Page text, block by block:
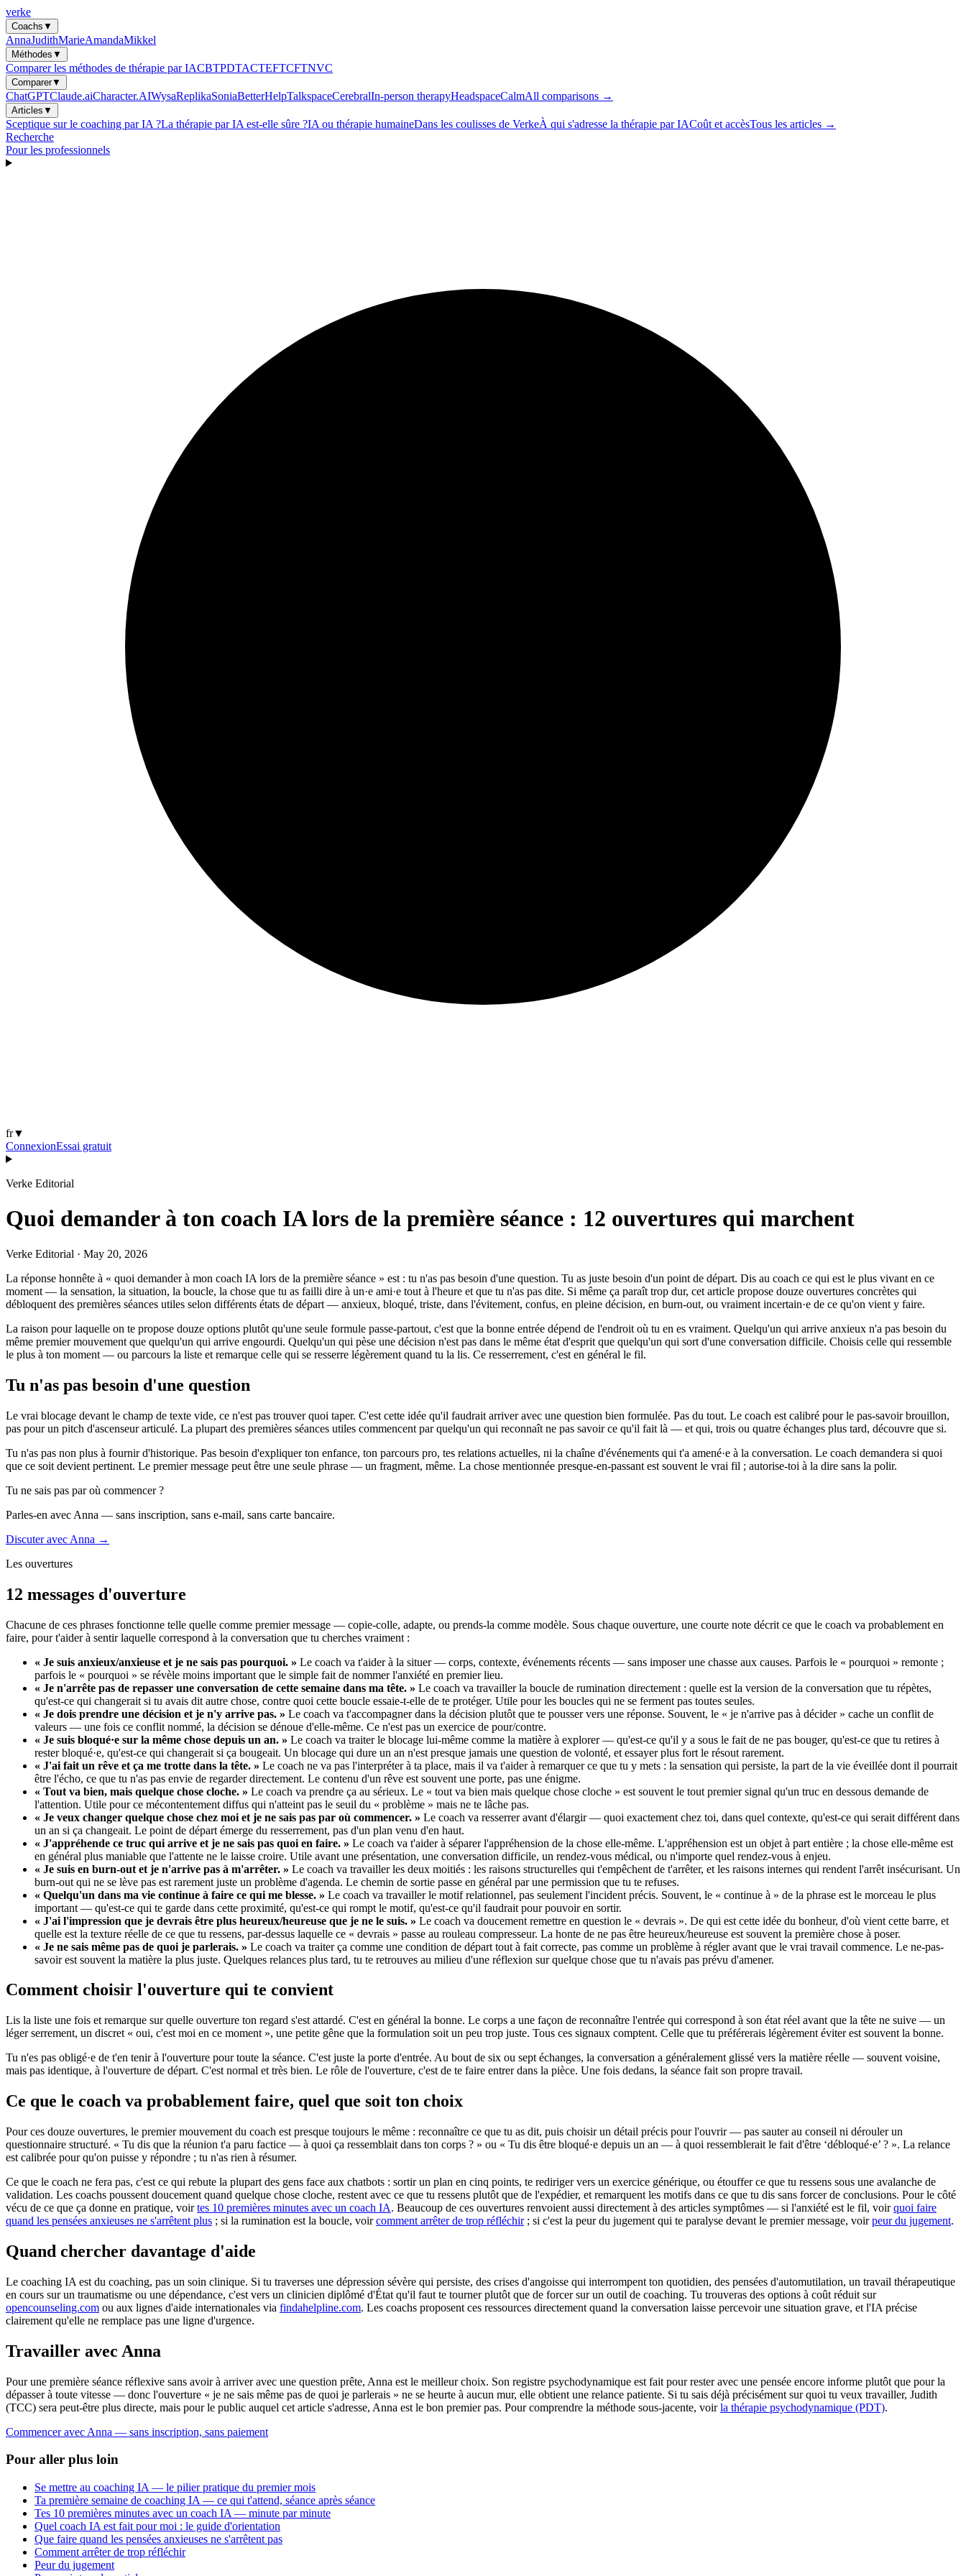
verke
Coachs ▼
AnnaJudithMarieAmandaMikkel
Méthodes ▼
Comparer les méthodes de thérapie par IACBTPDTACTEFTCFTNVC
Comparer▼
ChatGPTClaude.aiCharacter.AIWysaReplikaSoniaBetterHelpTalkspaceCerebralIn-person therapyHeadspaceCalmAll comparisons →
Articles ▼
Sceptique sur le coaching par IA ?La thérapie par IA est-elle sûre ?IA ou thérapie humaineDans les coulisses de VerkeÀ qui s'adresse la thérapie par IACoût et accèsTous les articles →
Recherche
Pour les professionnels
fr▼
ConnexionEssai gratuit
Verke Editorial
Quoi demander à ton coach IA lors de la première séance : 12 ouvertures qui marchent
Verke Editorial · May 20, 2026
La réponse honnête à « quoi demander à mon coach IA lors de la première séance » est : tu n'as pas besoin d'une question. Tu as juste besoin d'un point de départ. Dis au coach ce qui est le plus vivant en ce
moment — la sensation, la situation, la boucle, la chose que tu as failli dire à un·e ami·e tout à l'heure et que tu n'as pas dite. Si même ça paraît trop dur, cet article propose douze ouvertures concrètes qui
débloquent des premières séances utiles selon différents états de départ — anxieux, bloqué, triste, dans l'évitement, confus, en pleine décision, en burn-out, ou vraiment incertain·e de ce qu'on vient y faire.
La raison pour laquelle on te propose douze options plutôt qu'une seule formule passe-partout, c'est que la bonne entrée dépend de l'endroit où tu en es vraiment. Quelqu'un qui arrive anxieux n'a pas besoin du
même premier mouvement que quelqu'un qui arrive engourdi. Quelqu'un qui pèse une décision n'est pas dans le même état d'esprit que quelqu'un qui sort d'une conversation difficile. Choisis celle qui ressemble
le plus à ton moment — ou parcours la liste et remarque celle qui se resserre légèrement quand tu la lis. Ce resserrement, c'est en général le fil.
Tu n'as pas besoin d'une question
Le vrai blocage devant le champ de texte vide, ce n'est pas trouver quoi taper. C'est cette idée qu'il faudrait arriver avec une question bien formulée. Pas du tout. Le coach est calibré pour le pas-savoir brouillon,
pas pour un pitch d'ascenseur articulé. La plupart des premières séances utiles commencent par quelqu'un qui reconnaît ne pas savoir ce qu'il fait là — et qui, trois ou quatre échanges plus tard, découvre que si.
Tu n'as pas non plus à fournir d'historique. Pas besoin d'expliquer ton enfance, ton parcours pro, tes relations actuelles, ni la chaîne d'événements qui t'a amené·e à la conversation. Le coach demandera si quoi
que ce soit devient pertinent. Le premier message peut être une seule phrase — un fragment, même. La chose mentionnée presque-en-passant est souvent le vrai fil ; autorise-toi à la dire sans la polir.
Tu ne sais pas par où commencer ?
Parles-en avec Anna — sans inscription, sans e-mail, sans carte bancaire.
Discuter avec Anna →
Les ouvertures
12 messages d'ouverture
Chacune de ces phrases fonctionne telle quelle comme premier message — copie-colle, adapte, ou prends-la comme modèle. Sous chaque ouverture, une courte note décrit ce que le coach va probablement en
faire, pour t'aider à sentir laquelle correspond à la conversation que tu cherches vraiment :
« Je suis anxieux/anxieuse et je ne sais pas pourquoi. » Le coach va t'aider à la situer — corps, contexte, événements récents — sans imposer une chasse aux causes. Parfois le « pourquoi » remonte ;
parfois le « pourquoi » se révèle moins important que le simple fait de nommer l'anxiété en premier lieu.
« Je n'arrête pas de repasser une conversation de cette semaine dans ma tête. » Le coach va travailler la boucle de rumination directement : quelle est la version de la conversation que tu répètes,
qu'est-ce qui changerait si tu avais dit autre chose, contre quoi cette boucle essaie-t-elle de te protéger. Utile pour les boucles qui ne se ferment pas toutes seules.
« Je dois prendre une décision et je n'y arrive pas. » Le coach va t'accompagner dans la décision plutôt que te pousser vers une réponse. Souvent, le « je n'arrive pas à décider » cache un conflit de
valeurs — une fois ce conflit nommé, la décision se dénoue d'elle-même. Ce n'est pas un exercice de pour/contre.
« Je suis bloqué·e sur la même chose depuis un an. » Le coach va traiter le blocage lui-même comme la matière à explorer — qu'est-ce qu'il y a sous le fait de ne pas bouger, qu'est-ce que tu retires à
rester bloqué·e, qu'est-ce qui changerait si ça bougeait. Un blocage qui dure un an n'est presque jamais une question de volonté, et essayer plus fort le résout rarement.
« J'ai fait un rêve et ça me trotte dans la tête. » Le coach ne va pas l'interpréter à ta place, mais il va t'aider à remarquer ce que tu y mets : la sensation qui persiste, la part de la vie éveillée dont il pourrait
être l'écho, ce que tu n'as pas envie de regarder directement. Le contenu d'un rêve est souvent une porte, pas une énigme.
« Tout va bien, mais quelque chose cloche. » Le coach va prendre ça au sérieux. Le « tout va bien mais quelque chose cloche » est souvent le tout premier signal qu'un truc en dessous demande de
l'attention. Utile pour ce mécontentement diffus qui n'atteint pas le seuil du « problème » mais ne te lâche pas.
« Je veux changer quelque chose chez moi et je ne sais pas par où commencer. » Le coach va resserrer avant d'élargir — quoi exactement chez toi, dans quel contexte, qu'est-ce qui serait différent dans
un an si ça changeait. Le point de départ émerge du resserrement, pas d'un plan venu d'en haut.
« J'appréhende ce truc qui arrive et je ne sais pas quoi en faire. » Le coach va t'aider à séparer l'appréhension de la chose elle-même. L'appréhension est un objet à part entière ; la chose elle-même est
en général plus maniable que l'attente ne le laisse croire. Utile avant une présentation, une conversation difficile, un rendez-vous médical, ou n'importe quel rendez-vous à enjeu.
« Je suis en burn-out et je n'arrive pas à m'arrêter. » Le coach va travailler les deux moitiés : les raisons structurelles qui t'empêchent de t'arrêter, et les raisons internes qui rendent l'arrêt insécurisant. Un
burn-out qui ne se lève pas est rarement juste un problème d'agenda. Le chemin de sortie passe en général par une permission que tu te refuses.
« Quelqu'un dans ma vie continue à faire ce qui me blesse. » Le coach va travailler le motif relationnel, pas seulement l'incident précis. Souvent, le « continue à » de la phrase est le morceau le plus
important — qu'est-ce qui te garde dans cette proximité, qu'est-ce qui rompt le motif, qu'est-ce qu'il faudrait pour pouvoir en sortir.
« J'ai l'impression que je devrais être plus heureux/heureuse que je ne le suis. » Le coach va doucement remettre en question le « devrais ». De qui est cette idée du bonheur, d'où vient cette barre, et
quelle est la texture réelle de ce que tu ressens, par-dessus laquelle ce « devrais » passe au rouleau compresseur. La honte de ne pas être heureux/heureuse est souvent la première chose à poser.
« Je ne sais même pas de quoi je parlerais. » Le coach va traiter ça comme une condition de départ tout à fait correcte, pas comme un problème à régler avant que le vrai travail commence. Le ne-pas-
savoir est souvent la matière la plus juste. Quelques relances plus tard, tu te retrouves au milieu d'une réflexion sur quelque chose que tu n'avais pas prévu d'amener.
Comment choisir l'ouverture qui te convient
Lis la liste une fois et remarque sur quelle ouverture ton regard s'est attardé. C'est en général la bonne. Le corps a une façon de reconnaître l'entrée qui correspond à son état réel avant que la tête ne suive — un
léger serrement, un discret « oui, c'est moi en ce moment », une petite gêne que la formulation soit un peu trop juste. Tous ces signaux comptent. Celle que tu préférerais légèrement éviter est souvent la bonne.
Tu n'es pas obligé·e de t'en tenir à l'ouverture pour toute la séance. C'est juste la porte d'entrée. Au bout de six ou sept échanges, la conversation a généralement glissé vers la matière réelle — souvent voisine,
mais pas identique, à l'ouverture de départ. C'est normal et très bien. Le rôle de l'ouverture, c'est de te faire entrer dans la pièce. Une fois dedans, la séance fait son propre travail.
Ce que le coach va probablement faire, quel que soit ton choix
Pour ces douze ouvertures, le premier mouvement du coach est presque toujours le même : reconnaître ce que tu as dit, puis choisir un détail précis pour l'ouvrir — pas sauter au conseil ni dérouler un
questionnaire structuré. « Tu dis que la réunion t'a paru factice — à quoi ça ressemblait dans ton corps ? » ou « Tu dis être bloqué·e depuis un an — à quoi ressemblerait le fait d'être ‘débloqué·e’ ? ». La relance
est calibrée pour qu'on puisse y répondre ; tu n'as rien à résumer.
Ce que le coach ne fera pas, c'est ce qui rebute la plupart des gens face aux chatbots : sortir un plan en cinq points, te rediriger vers un exercice générique, ou étouffer ce que tu ressens sous une avalanche de
validation. Les coachs poussent doucement quand quelque chose cloche, restent avec ce que tu ressens plutôt que de l'expédier, et remarquent les motifs dans ce que tu dis sans forcer de conclusions. Pour le côté
vécu de ce que ça donne en pratique, voirtes 10 premières minutes avec un coach IA. Beaucoup de ces ouvertures renvoient aussi directement à des articles symptômes — si l'anxiété est le fil, voirquoi faire
quand les pensées anxieuses ne s'arrêtent plus ; si la rumination est la boucle, voircomment arrêter de trop réfléchir; si c'est la peur du jugement qui te paralyse devant le premier message, voirpeur du jugement.
Quand chercher davantage d'aide
Le coaching IA est du coaching, pas un soin clinique. Si tu traverses une dépression sévère qui persiste, des crises d'angoisse qui interrompent ton quotidien, des pensées d'automutilation, un travail thérapeutique
en cours sur un traumatisme ou une dépendance, c'est vers un clinicien diplômé d'État qu'il faut te tourner plutôt que de forcer sur un outil de coaching. Tu trouveras des options à coût réduit sur
opencounseling.com ou aux lignes d'aide internationales via findahelpline.com. Les coachs proposent ces ressources directement quand la conversation laisse percevoir une situation grave, et l'IA précise
clairement qu'elle ne remplace pas une ligne d'urgence.
Travailler avec Anna
Pour une première séance réflexive sans avoir à arriver avec une question prête, Anna est le meilleur choix. Son registre psychodynamique est fait pour rester avec une pensée encore informe plutôt que pour la
dépasser à toute vitesse — donc l'ouverture « je ne sais même pas de quoi je parlerais » ne se heurte à aucun mur, elle obtient une relance patiente. Si tu sais déjà précisément sur quoi tu veux travailler, Judith
(TCC) sera peut-être plus directe, mais pour le public auquel cet article s'adresse, Anna est le bon premier pas. Pour comprendre la méthode sous-jacente, voirla thérapie psychodynamique (PDT).
Commencer avec Anna — sans inscription, sans paiement
Pour aller plus loin
Se mettre au coaching IA — le pilier pratique du premier mois
Ta première semaine de coaching IA — ce qui t'attend, séance après séance
Tes 10 premières minutes avec un coach IA — minute par minute
Quel coach IA est fait pour moi : le guide d'orientation
Que faire quand les pensées anxieuses ne s'arrêtent pas
Comment arrêter de trop réfléchir
Peur du jugement